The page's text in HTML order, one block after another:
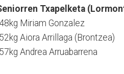
Txapelketa
Miriam Gonzalez
Aiora Arrillaga (Brontzea)
Andrea Arruabarrena